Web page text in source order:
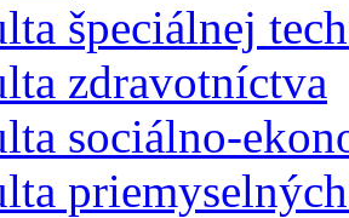
špeciálnej
zdravotníctva
sociálno-